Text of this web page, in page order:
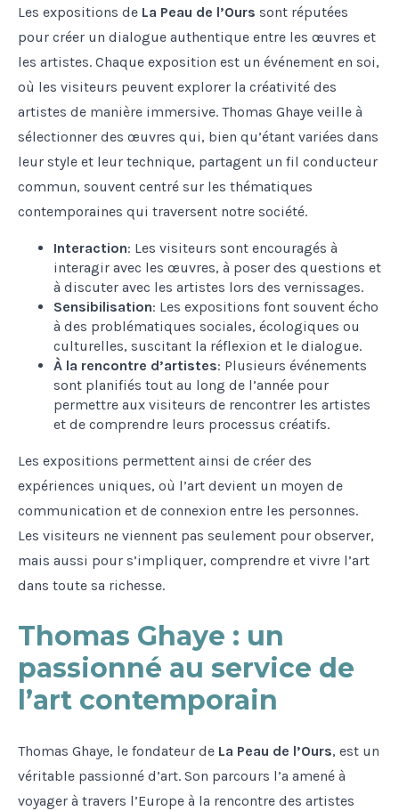
Les expositions de La Peau de l’Ours sont réputées
pour créer un dialogue authentique entre les œuvres et
les artistes. Chaque exposition est un événement en soi,
où les visiteurs peuvent explorer la créativité des
artistes de manière immersive. Thomas Ghaye veille à
sélectionner des œuvres qui, bien qu’étant variées dans
leur style et leur technique, partagent un fil conducteur
commun, souvent centré sur les thématiques
contemporaines qui traversent notre société.
Interaction: Les visiteurs sont encouragés à
interagir avec les œuvres, à poser des questions et
à discuter avec les artistes lors des vernissages.
Sensibilisation: Les expositions font souvent écho
à des problématiques sociales, écologiques ou
culturelles, suscitant la réflexion et le dialogue.
À la rencontre d’artistes: Plusieurs événements
sont planifiés tout au long de l’année pour
permettre aux visiteurs de rencontrer les artistes
et de comprendre leurs processus créatifs.
Les expositions permettent ainsi de créer des
expériences uniques, où l’art devient un moyen de
communication et de connexion entre les personnes.
Les visiteurs ne viennent pas seulement pour observer,
mais aussi pour s’impliquer, comprendre et vivre l’art
dans toute sa richesse.
Thomas Ghaye : un
passionné au service de
l’art contemporain
Thomas Ghaye, le fondateur de La Peau de l’Ours, est un
véritable passionné d’art. Son parcours l’a amené à
voyager à travers l’Europe à la rencontre des artistes